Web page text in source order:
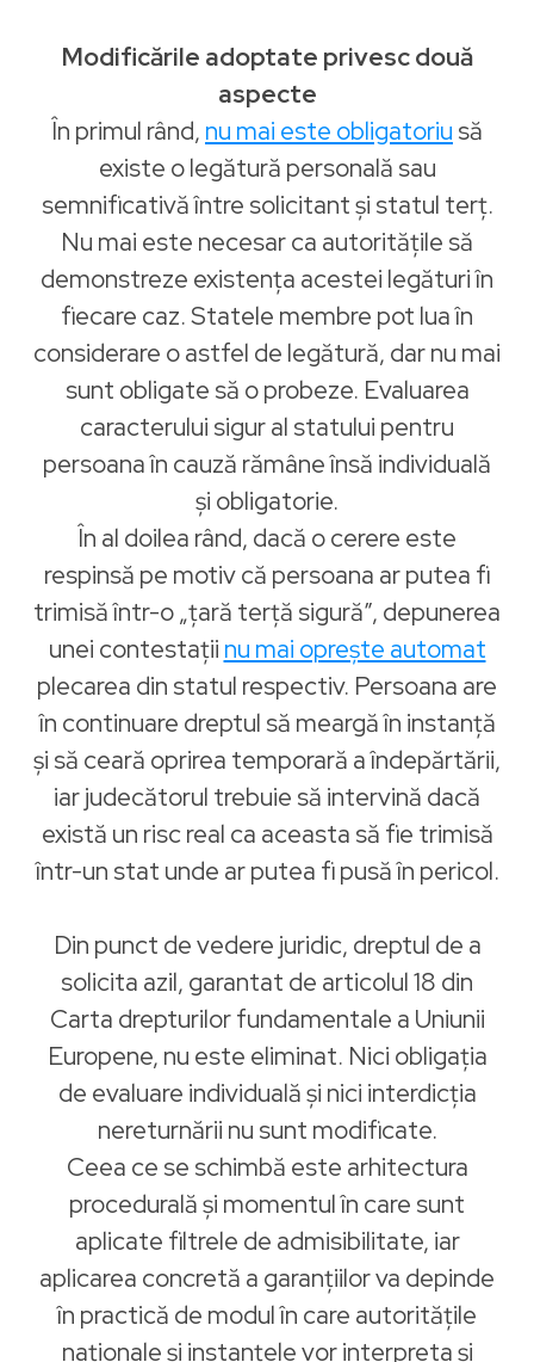
Modificările adoptate privesc două
aspecte
În primul rând, nu mai este obligatoriu să
existe o legătură personală sau
semnificativă între solicitant și statul terț.
Nu mai este necesar ca autoritățile să
demonstreze existența acestei legături în
fiecare caz. Statele membre pot lua în
considerare o astfel de legătură, dar nu mai
sunt obligate să o probeze. Evaluarea
caracterului sigur al statului pentru
persoana în cauză rămâne însă individuală
și obligatorie.
În al doilea rând, dacă o cerere este
respinsă pe motiv că persoana ar putea fi
trimisă într-o „țară terță sigură”, depunerea
unei contestații nu mai oprește automat
plecarea din statul respectiv. Persoana are
în continuare dreptul să meargă în instanță
și să ceară oprirea temporară a îndepărtării,
iar judecătorul trebuie să intervină dacă
există un risc real ca aceasta să fie trimisă
într-un stat unde ar putea fi pusă în pericol.
Din punct de vedere juridic, dreptul de a
solicita azil, garantat de articolul 18 din
Carta drepturilor fundamentale a Uniunii
Europene, nu este eliminat. Nici obligația
de evaluare individuală și nici interdicția
nereturnării nu sunt modificate.
Ceea ce se schimbă este arhitectura
procedurală și momentul în care sunt
aplicate filtrele de admisibilitate, iar
aplicarea concretă a garanțiilor va depinde
în practică de modul în care autoritățile
naționale și instanțele vor interpreta și